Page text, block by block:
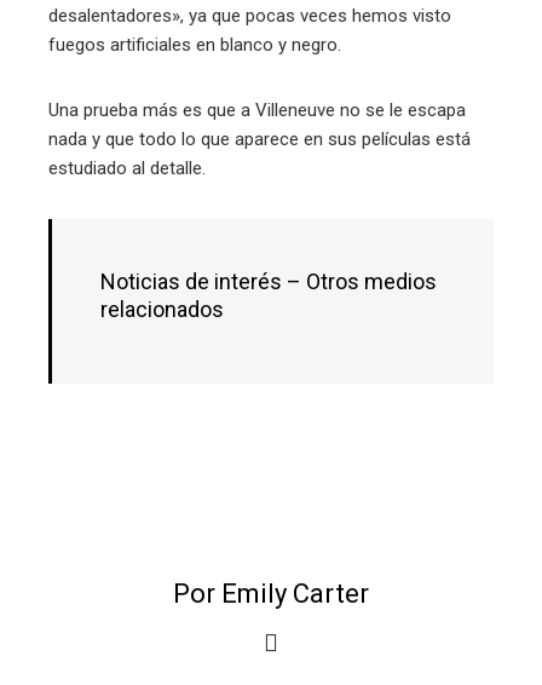
desalentadores», ya que pocas veces hemos visto
fuegos artificiales en blanco y negro.
Una prueba más es que a Villeneuve no se le escapa
nada y que todo lo que aparece en sus películas está
estudiado al detalle.
Noticias de interés – Otros medios
relacionados
Por Emily Carter